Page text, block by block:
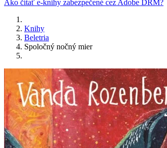
Ako čítať e-knihy zabezpečené cez Adobe DRM?
Knihy
Beletria
Spoločný nočný mier